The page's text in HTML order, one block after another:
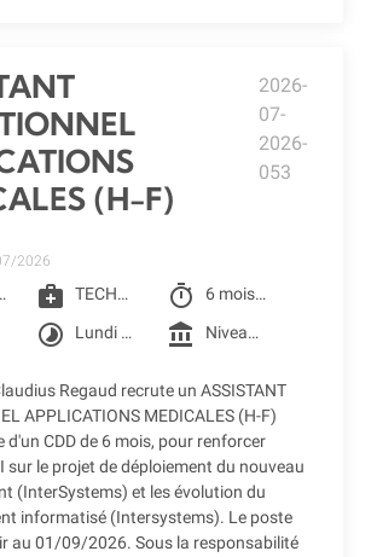
(H-F)
2026-
07-
2026-
053
2026
Toulouse medical_services TECHNICIEN QUALIFIE timer 6 mois à partir du 01/09/2026
timelapse Lundi au vendredi account_balance Niveau 4F selon la grille conventionnelle des CLCC (2401.75€ Brut) + Prime SEGUR 1 + Reprise ancienneté
Regaud recrute un ASSISTANT
APPLICATIONS MEDICALES (H-F)
d'un CDD de 6 mois, pour renforcer
sur le projet de déploiement du nouveau
(InterSystems) et les évolution du
informatisé (Intersystems). Le poste
au 01/09/2026. Sous la responsabilité